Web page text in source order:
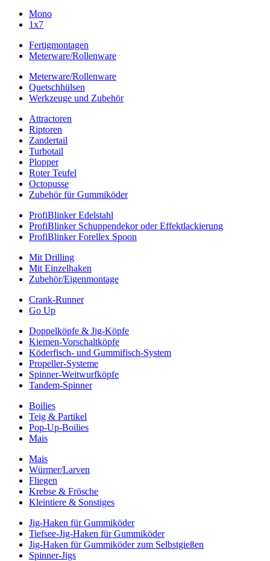
Mono
1x7
Fertigmontagen
Meterware/Rollenware
Meterware/Rollenware
Quetschhülsen
Werkzeuge und Zubehör
Attractoren
Riptoren
Zandertail
Turbotail
Plopper
Roter Teufel
Octopusse
Zubehör für Gummiköder
ProfiBlinker Edelstahl
ProfiBlinker Schuppendekor oder Effektlackierung
ProfiBlinker Forellex Spoon
Mit Drilling
Mit Einzelhaken
Zubehör/Eigenmontage
Crank-Runner
Go Up
Doppelköpfe & Jig-Köpfe
Kiemen-Vorschaltköpfe
Köderfisch- und Gummifisch-System
Propeller-Systeme
Spinner-Weitwurfköpfe
Tandem-Spinner
Boilies
Teig & Partikel
Pop-Up-Boilies
Mais
Mais
Würmer/Larven
Fliegen
Krebse & Frösche
Kleintiere & Sonstiges
Jig-Haken für Gummiköder
Tiefsee-Jig-Haken für Gummiköder
Jig-Haken für Gummiköder zum Selbstgießen
Spinner-Jigs